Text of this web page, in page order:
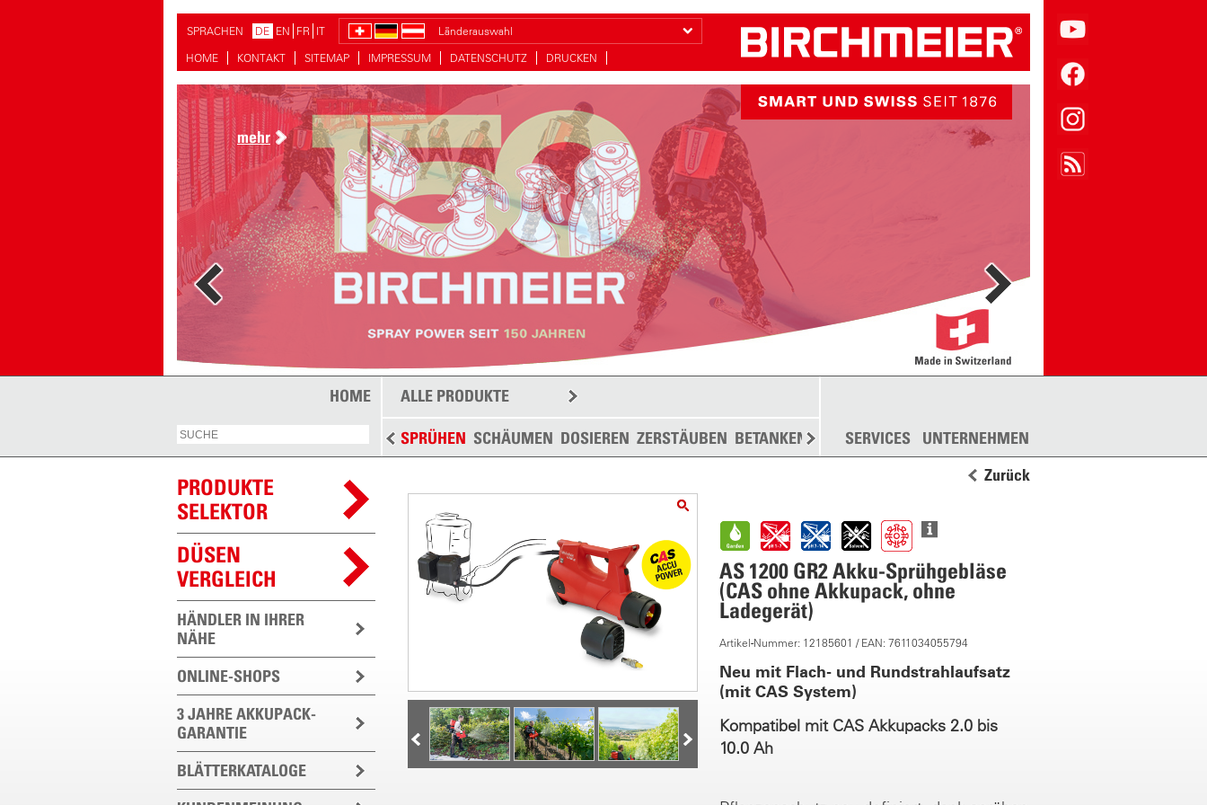
SPRACHEN DE EN FR IT
Länderauswahl
HOME
KONTAKT SITEMAP IMPRESSUM DATENSCHUTZ DRUCKEN
mehr
mehr
HOME ALLE PRODUKTE
SPRÜHEN SCHÄUMEN DOSIEREN ZERSTÄUBEN BETANKEN STREUEN WEITERE
SERVICES UNTERNEHMEN
PRODUKTE
SELEKTOR
DÜSEN
VERGLEICH
HÄNDLER IN IHRER
NÄHE
ONLINE-SHOPS
3 JAHRE AKKUPACK-
GARANTIE
BLÄTTERKATALOGE
Zurück
AS 1200 GR2 Akku-Sprühgebläse
(CAS ohne Akkupack, ohne
Ladegerät)
Artikel-Nummer: 12185601 / EAN: 7611034055794
Neu mit Flach- und Rundstrahlaufsatz
(mit CAS System)
Kompatibel mit CAS Akkupacks 2.0 bis
10.0 Ah